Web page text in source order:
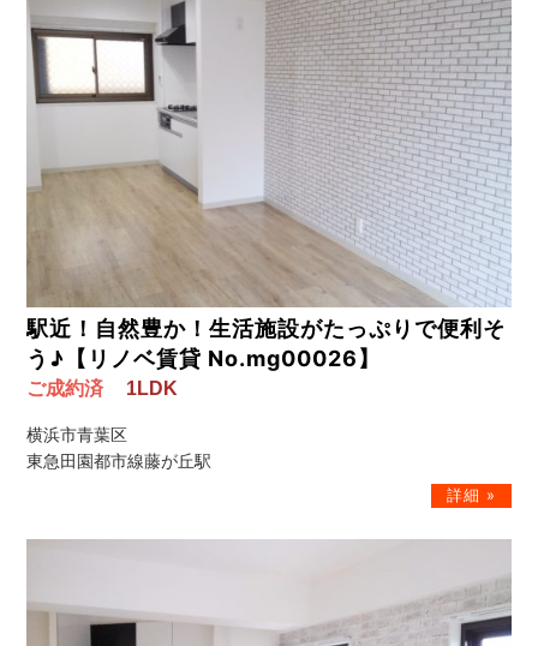
駅近！自然豊か！生活施設がたっぷりで便利そ
う♪【リノベ賃貸 No.mg00026】
ご成約済 1LDK
横浜市青葉区
東急田園都市線藤が丘駅